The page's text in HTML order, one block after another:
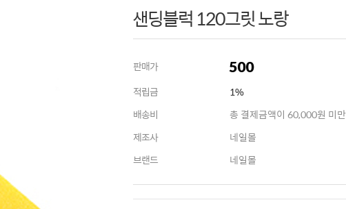
샌딩블럭 120그릿 노랑
판매가 500
적립금
1%
배송비
총 결제금액이 60,000원 미
제조사
네일몰
브랜드
네일몰